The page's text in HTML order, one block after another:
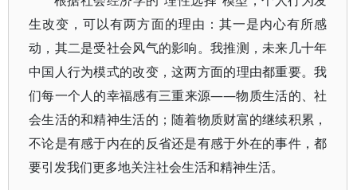
生改变，可以有两方面的理由：其一是内心有所感
动，其二是受社会风气的影响。我推测，未来几十年
中国人行为模式的改变，这两方面的理由都重要。我
们每一个人的幸福感有三重来源——物质生活的、社
会生活的和精神生活的；随着物质财富的继续积累，
不论是有感于内在的反省还是有感于外在的事件，都
要引发我们更多地关注社会生活和精神生活。